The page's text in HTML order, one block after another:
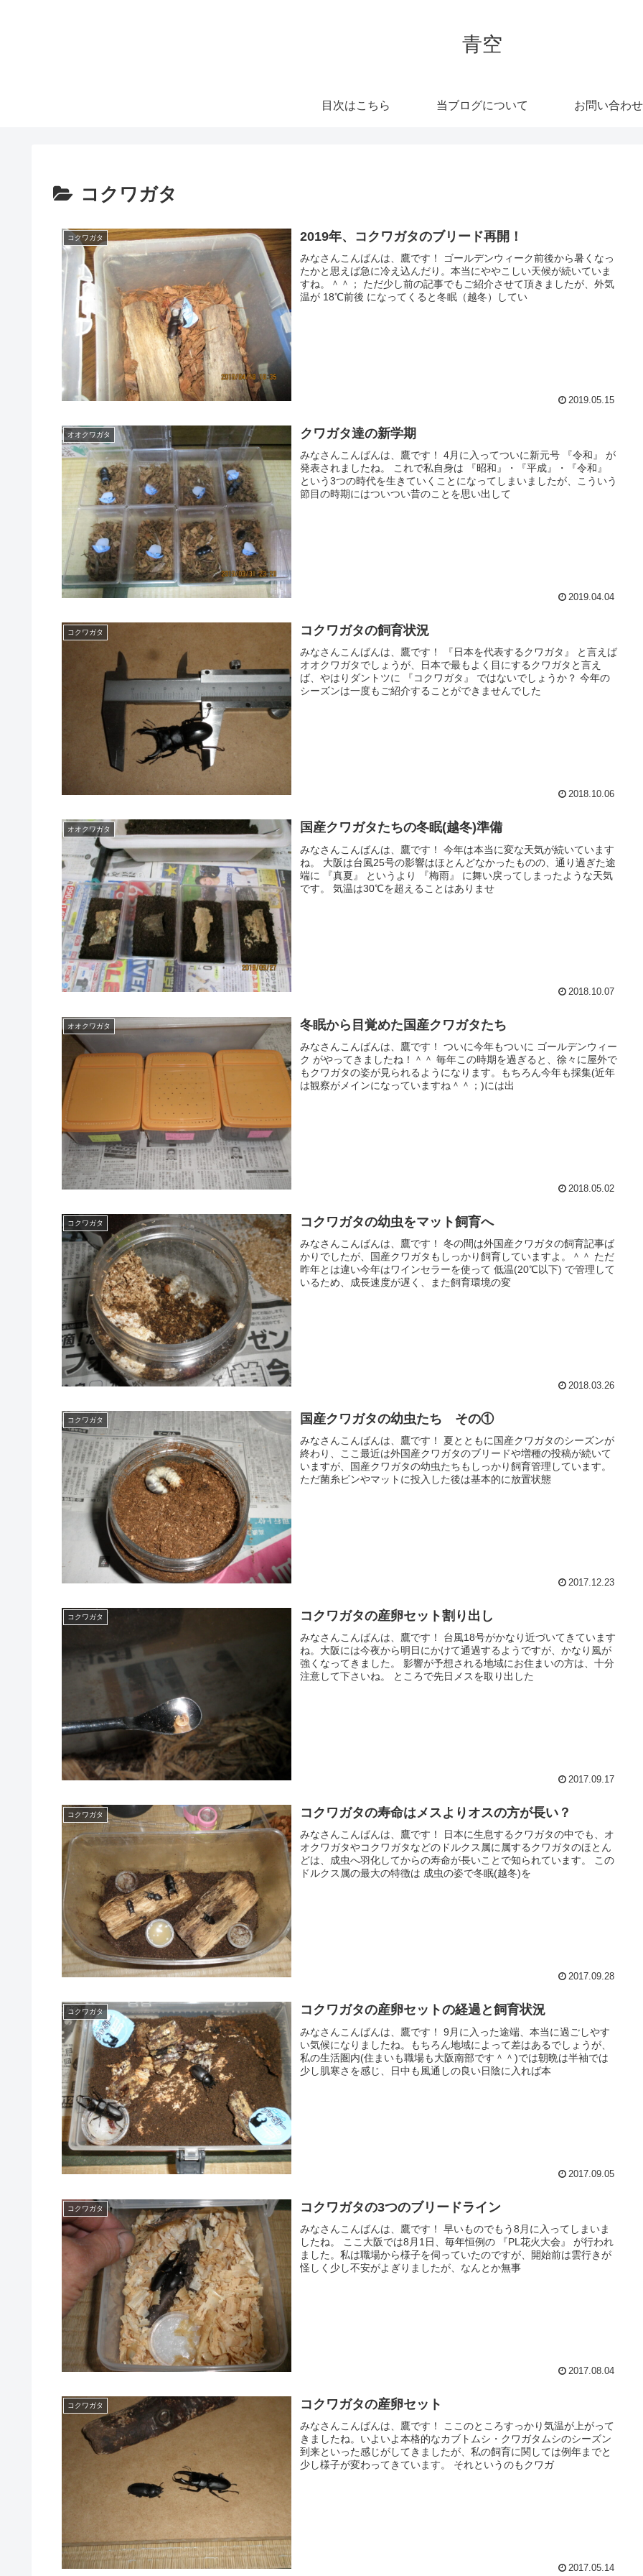
青空
目次はこちら 当ブログについて お問い合わせ
コクワガタ
コクワガタ 2019年、コクワガタのブリード再開！
みなさんこんばんは、鷹です！ ゴールデンウィーク前後から暑くなっ
たかと思えば急に冷え込んだり。本当にややこしい天候が続いていま
すね。＾＾； ただ少し前の記事でもご紹介させて頂きましたが、外気
温が 18℃前後 になってくると冬眠（越冬）してい
2019.05.15
オオクワガタ クワガタ達の新学期
みなさんこんばんは、鷹です！ 4月に入ってついに新元号 『令和』 が
発表されましたね。 これで私自身は 『昭和』・『平成』・『令和』
という3つの時代を生きていくことになってしまいましたが、こういう
節目の時期にはついつい昔のことを思い出して
2019.04.04
コクワガタ コクワガタの飼育状況
みなさんこんばんは、鷹です！ 『日本を代表するクワガタ』 と言えば
オオクワガタでしょうが、日本で最もよく目にするクワガタと言え
ば、やはりダントツに 『コクワガタ』 ではないでしょうか？ 今年の
シーズンは一度もご紹介することができませんでした
2018.10.06
オオクワガタ 国産クワガタたちの冬眠(越冬)準備
みなさんこんばんは、鷹です！ 今年は本当に変な天気が続いています
ね。 大阪は台風25号の影響はほとんどなかったものの、通り過ぎた途
端に 『真夏』 というより 『梅雨』 に舞い戻ってしまったような天気
です。 気温は30℃を超えることはありませ
2018.10.07
オオクワガタ 冬眠から目覚めた国産クワガタたち
みなさんこんばんは、鷹です！ ついに今年もついに ゴールデンウィー
ク がやってきましたね！＾＾ 毎年この時期を過ぎると、徐々に屋外で
もクワガタの姿が見られるようになります。もちろん今年も採集(近年
は観察がメインになっていますね＾＾；)には出
2018.05.02
コクワガタ コクワガタの幼虫をマット飼育へ
みなさんこんばんは、鷹です！ 冬の間は外国産クワガタの飼育記事ば
かりでしたが、国産クワガタもしっかり飼育していますよ。＾＾ ただ
昨年とは違い今年はワインセラーを使って 低温(20℃以下) で管理して
いるため、成長速度が遅く、また飼育環境の変
2018.03.26
コクワガタ 国産クワガタの幼虫たち その①
みなさんこんばんは、鷹です！ 夏とともに国産クワガタのシーズンが
終わり、ここ最近は外国産クワガタのブリードや増種の投稿が続いて
いますが、国産クワガタの幼虫たちもしっかり飼育管理しています。
ただ菌糸ビンやマットに投入した後は基本的に放置状態
2017.12.23
コクワガタ コクワガタの産卵セット割り出し
みなさんこんばんは、鷹です！ 台風18号がかなり近づいてきています
ね。大阪には今夜から明日にかけて通過するようですが、かなり風が
強くなってきました。 影響が予想される地域にお住まいの方は、十分
注意して下さいね。 ところで先日メスを取り出した
2017.09.17
コクワガタ コクワガタの寿命はメスよりオスの方が長い？
みなさんこんばんは、鷹です！ 日本に生息するクワガタの中でも、オ
オクワガタやコクワガタなどのドルクス属に属するクワガタのほとん
どは、成虫へ羽化してからの寿命が長いことで知られています。 この
ドルクス属の最大の特徴は 成虫の姿で冬眠(越冬)を
2017.09.28
コクワガタ コクワガタの産卵セットの経過と飼育状況
みなさんこんばんは、鷹です！ 9月に入った途端、本当に過ごしやす
い気候になりましたね。もちろん地域によって差はあるでしょうが、
私の生活圏内(住まいも職場も大阪南部です＾＾)では朝晩は半袖では
少し肌寒さを感じ、日中も風通しの良い日陰に入れば本
2017.09.05
コクワガタ コクワガタの3つのブリードライン
みなさんこんばんは、鷹です！ 早いものでもう8月に入ってしまいま
したね。 ここ大阪では8月1日、毎年恒例の 『PL花火大会』 が行われ
ました。私は職場から様子を伺っていたのですが、開始前は雲行きが
怪しく少し不安がよぎりましたが、なんとか無事
2017.08.04
コクワガタ コクワガタの産卵セット
みなさんこんばんは、鷹です！ ここのところすっかり気温が上がって
きましたね。いよいよ本格的なカブトムシ・クワガタムシのシーズン
到来といった感じがしてきましたが、私の飼育に関しては例年までと
少し様子が変わってきています。 それというのもクワガ
2017.05.14